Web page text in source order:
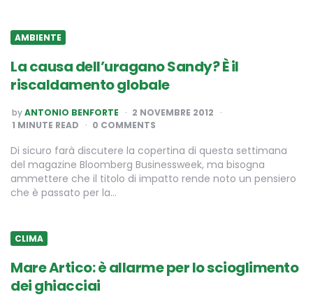
AMBIENTE
La causa dell’uragano Sandy? È il
riscaldamento globale
POSTED
BY
byANTONIO BENFORTE
2 NOVEMBRE 2012
1 MINUTE READ 0 COMMENTS
Di sicuro farà discutere la copertina di questa settimana
del magazine Bloomberg Businessweek, ma bisogna
ammettere che il titolo di impatto rende noto un pensiero
che è passato per la…
CLIMA
Mare Artico: è allarme per lo scioglimento
dei ghiacciai